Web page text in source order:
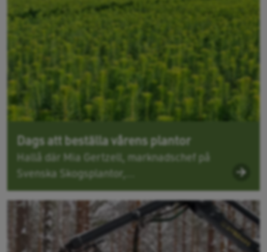
Dags att beställa vårens plantor
Hallå där Mia Gertzell, marknadschef på
Svenska Skogsplantor,...